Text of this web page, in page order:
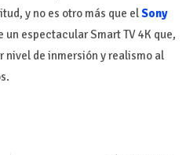
y no es otro más que elSony
un espectacular Smart TV 4K que,
nivel de inmersión y realismo al